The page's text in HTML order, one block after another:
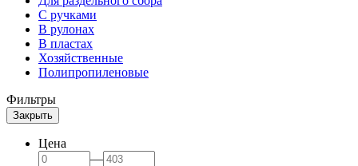
С ручками
В рулонах
В пластах
Хозяйственные
Полипропиленовые
Фильтры
Закрыть
Цена
—